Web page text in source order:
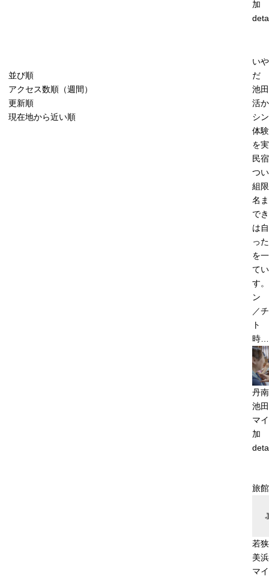
並び順
アクセス数順（週間）
更新順
現在地から近い順
加
い
だ
池
活
シ
体
を
民
つ
組
名
で
は
っ
を
て
す
ン
／
ト
時…
丹南
池
マ
加
旅
若
美
マ